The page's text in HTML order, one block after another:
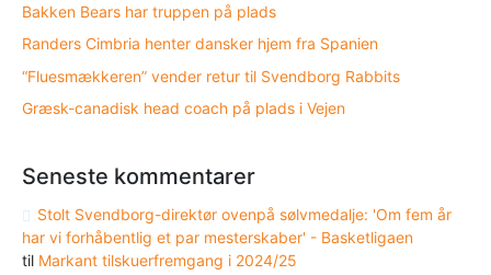
Bakken Bears har truppen på plads
Randers Cimbria henter dansker hjem fra Spanien
“Fluesmækkeren” vender retur til Svendborg Rabbits
Græsk-canadisk head coach på plads i Vejen
Seneste kommentarer
Stolt Svendborg-direktør ovenpå sølvmedalje: 'Om fem år
har vi forhåbentlig et par mesterskaber' - Basketligaen
til Markant tilskuerfremgang i 2024/25